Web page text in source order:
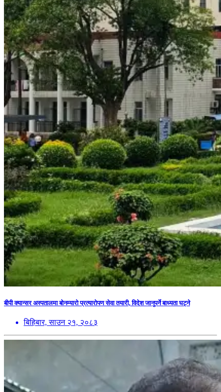
बीपी क्यान्सर अस्पतालमा बोनम्यारो प्रत्यारोपण सेवा तयारी, विदेश जानुपर्ने बाध्यता घट्ने
बिहिबार, साउन २१, २०८३